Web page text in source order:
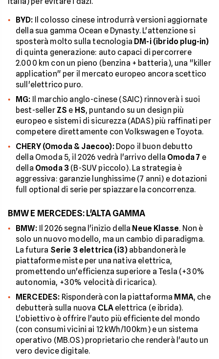
BYD: Il colosso cinese introdurrà versioni aggiornate
della sua gamma Ocean e Dynasty. L'attenzione si
sposterà molto sulla tecnologia DM-i (ibrido plug-in)
di quinta generazione: auto capaci di percorrere
2.000 km con un pieno (benzina + batteria), una "killer
application" per il mercato europeo ancora scettico
sull'elettrico puro.
MG: Il marchio anglo-cinese (SAIC) rinnoverà i suoi
best-seller ZS e HS, puntando su un design più
europeo e sistemi di sicurezza (ADAS) più raffinati per
competere direttamente con Volkswagen e Toyota.
CHERY (Omoda & Jaecoo):Dopo il buon debutto
della Omoda 5, il 2026 vedrà l'arrivo della Omoda 7 e
della Omoda 3 (B-SUV piccolo). La strategia è
aggressiva: garanzie lunghissime (7 anni) e dotazioni
full optional di serie per spiazzare la concorrenza.
BMW E MERCEDES: L'ALTA GAMMA
BMW: Il 2026 segna l'inizio della Neue Klasse. Non è
solo un nuovo modello, ma un cambio di paradigma.
La futura Serie 3 elettrica (i3) abbandonerà le
piattaforme miste per una nativa elettrica,
promettendo un'efficienza superiore a Tesla (+30%
autonomia, +30% velocità di ricarica).
MERCEDES: Risponderà con la piattaforma MMA, che
debutterà sulla nuova CLA elettrica (e ibrida).
L'obiettivo è offrire l'auto più efficiente del mondo
(con consumi vicini ai 12 kWh/100km) e un sistema
operativo (MB.OS) proprietario che renderà l'auto un
vero device digitale.